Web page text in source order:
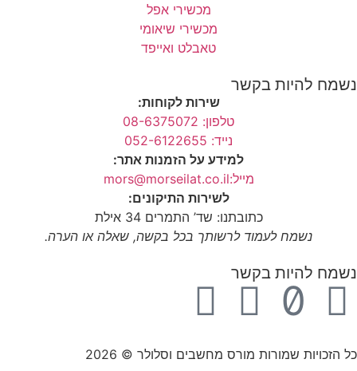
מכשירי אפל
מכשירי שיאומי
טאבלט ואייפד
נשמח להיות בקשר
שירות לקוחות:
טלפון: 08-6375072
נייד: 052-6122655
למידע על הזמנות אתר:
מייל:mors@morseilat.co.il
לשירות התיקונים:
כתובתנו: שד’ התמרים 34 אילת
נשמח לעמוד לרשותך בכל בקשה, שאלה או הערה.
נשמח להיות בקשר
כל הזכויות שמורות מורס מחשבים וסלולר © 2026